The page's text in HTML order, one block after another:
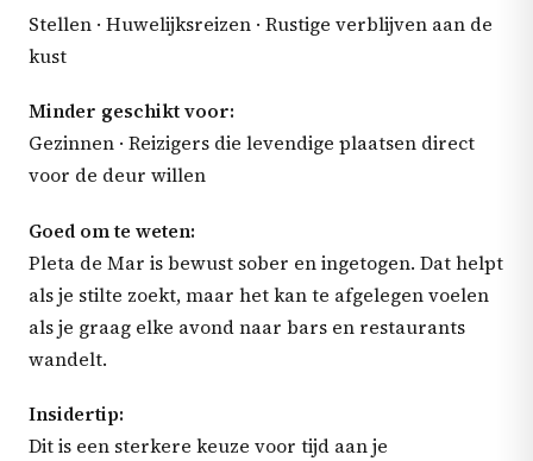
Stellen · Huwelijksreizen · Rustige verblijven aan de
kust
Minder geschikt voor:
Gezinnen · Reizigers die levendige plaatsen direct
voor de deur willen
Goed om te weten:
Pleta de Mar is bewust sober en ingetogen. Dat helpt
als je stilte zoekt, maar het kan te afgelegen voelen
als je graag elke avond naar bars en restaurants
wandelt.
Insidertip:
Dit is een sterkere keuze voor tijd aan je